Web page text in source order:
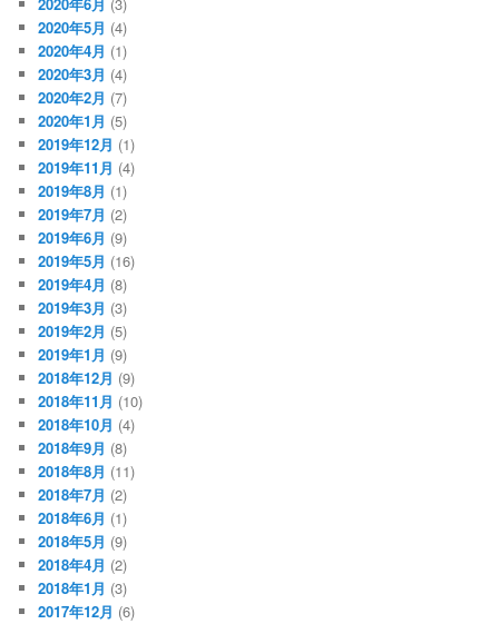
2020年5月 (4)
2020年4月 (1)
2020年3月 (4)
2020年2月 (7)
2020年1月 (5)
2019年12月 (1)
2019年11月 (4)
2019年8月 (1)
2019年7月 (2)
2019年6月 (9)
2019年5月 (16)
2019年4月 (8)
2019年3月 (3)
2019年2月 (5)
2019年1月 (9)
2018年12月 (9)
2018年11月 (10)
2018年10月 (4)
2018年9月 (8)
2018年8月 (11)
2018年7月 (2)
2018年6月 (1)
2018年5月 (9)
2018年4月 (2)
2018年1月 (3)
2017年12月 (6)